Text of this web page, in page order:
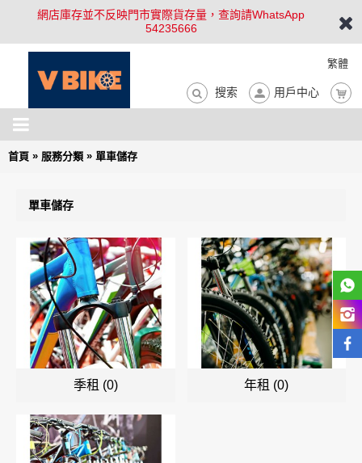
網店庫存並不反映門市實際貨存量，查詢請WhatsApp
54235666
繁體
搜索 用戶中心
首頁 » 服務分類 » 單車儲存
單車儲存
季租 (0) 年租 (0)